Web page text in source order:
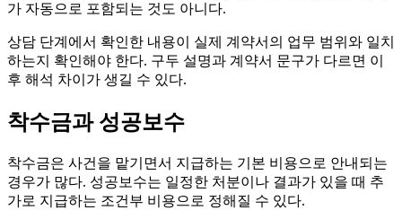
가 자동으로 포함되는 것도 아니다.
상담 단계에서 확인한 내용이 실제 계약서의 업무 범위와 일치
하는지 확인해야 한다. 구두 설명과 계약서 문구가 다르면 이
후 해석 차이가 생길 수 있다.
착수금과 성공보수
착수금은 사건을 맡기면서 지급하는 기본 비용으로 안내되는
경우가 많다. 성공보수는 일정한 처분이나 결과가 있을 때 추
가로 지급하는 조건부 비용으로 정해질 수 있다.